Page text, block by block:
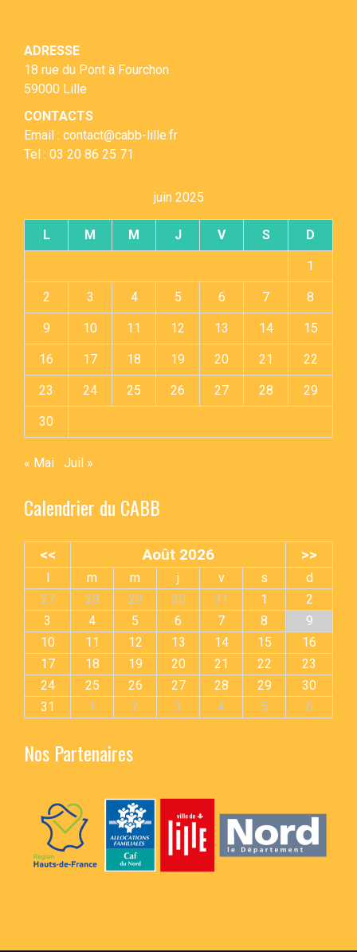
ADRESSE
18 rue du Pont à Fourchon
59000 Lille
CONTACTS
Email : contact@cabb-lille.fr
Tel : 03 20 86 25 71
juin 2025
L M M J V S D
1
2 3 4 5 6 7 8
9 10 11 12 13 14 15
16 17 18 19 20 21 22
23 24 25 26 27 28 29
30
« Mai Juil »
Calendrier du CABB
<< Août 2026 >>
m m j v s
d
27
28 29 30 31 1
2
3
4 5 6 7 8
9
10
11 12 13 14 15
16
17
18 19 20 21 22
23
24
25 26 27 28 29
30
31
1 2 3 4 5 6
Nos Partenaires